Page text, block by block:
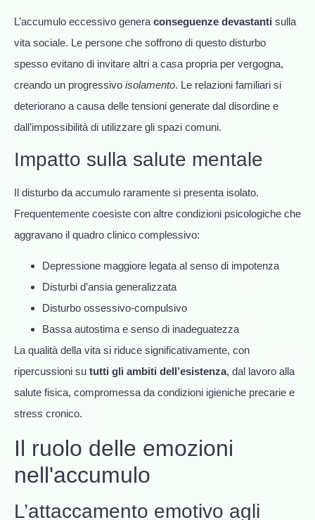
L’accumulo eccessivo genera conseguenze devastanti sulla
vita sociale. Le persone che soffrono di questo disturbo
spesso evitano di invitare altri a casa propria per vergogna,
creando un progressivo isolamento. Le relazioni familiari si
deteriorano a causa delle tensioni generate dal disordine e
dall’impossibilità di utilizzare gli spazi comuni.
Impatto sulla salute mentale
Il disturbo da accumulo raramente si presenta isolato.
Frequentemente coesiste con altre condizioni psicologiche che
aggravano il quadro clinico complessivo:
Depressione maggiore legata al senso di impotenza
Disturbi d’ansia generalizzata
Disturbo ossessivo-compulsivo
Bassa autostima e senso di inadeguatezza
La qualità della vita si riduce significativamente, con
ripercussioni su tutti gli ambiti dell’esistenza, dal lavoro alla
salute fisica, compromessa da condizioni igieniche precarie e
stress cronico.
Il ruolo delle emozioni
nell'accumulo
L’attaccamento emotivo agli